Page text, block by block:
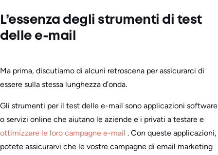
L’essenza degli strumenti di test
delle e-mail
Ma prima, discutiamo di alcuni retroscena per assicurarci di
essere sulla stessa lunghezza d’onda.
Gli strumenti per il test delle e-mail sono applicazioni software
o servizi online che aiutano le aziende e i privati a testare e
ottimizzare le loro campagne e-mail . Con queste applicazioni,
potete assicurarvi che le vostre campagne di email marketing